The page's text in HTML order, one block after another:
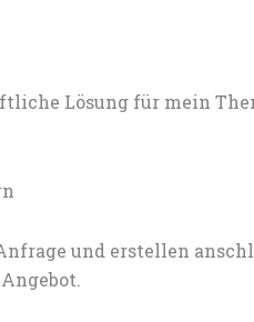
Lösung für mein
und erstellen